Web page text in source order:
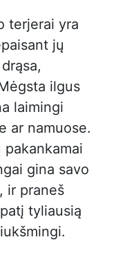
terjerai yra
jų
ilgus
laimingi
ar namuose.
gina savo
ir praneš
tyliausią